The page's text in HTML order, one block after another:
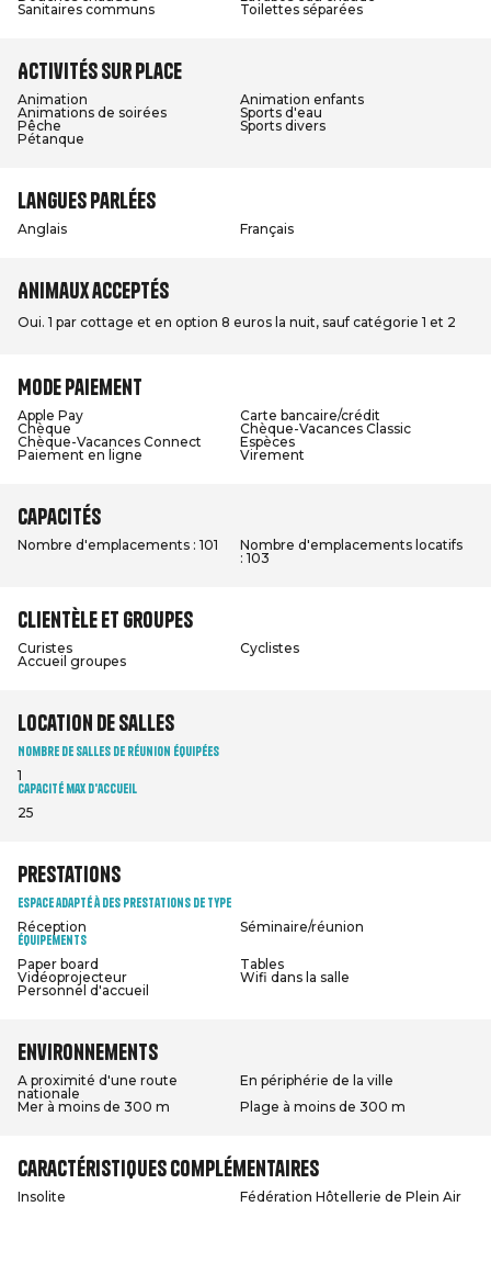
Sanitaires communs
Toilettes séparées
Activités sur place
Animation
Animation enfants
Animations de soirées
Sports d'eau
Pêche
Sports divers
Pétanque
Langues parlées
Anglais Français
Animaux acceptés
Oui. 1 par cottage et en option 8 euros la nuit, sauf catégorie 1 et 2
Mode paiement
Apple Pay
Carte bancaire/crédit
Chèque
Chèque-Vacances Classic
Chèque-Vacances Connect
Espèces
Paiement en ligne
Virement
Capacités
Nombre d'emplacements : 101
Nombre d'emplacements locatifs
: 103
Clientèle et groupes
Curistes
Cyclistes
Accueil groupes
Location de salles
Nombre de salles de réunion équipées
1
Capacité max d'accueil
25
Prestations
Espace adapté à des prestations de type
Réception
Séminaire/réunion
Équipements
Paper board
Tables
Vidéoprojecteur
Wifi dans la salle
Personnel d'accueil
Environnements
A proximité d'une route
nationale
En périphérie de la ville
Mer à moins de 300 m
Plage à moins de 300 m
Caractéristiques complémentaires
Insolite Fédération Hôtellerie de Plein Air